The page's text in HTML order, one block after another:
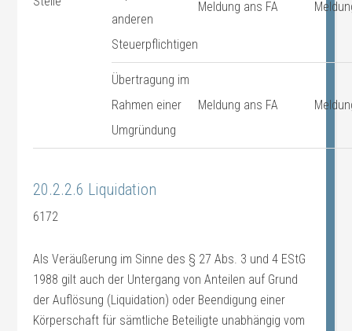
anderen
Steuerpflichtigen
Meldung ans FA
Übertragung im
Rahmen einer
Umgründung
Meldung ans FA
20.2.2.6 Liquidation
6172
Als Veräußerung im Sinne des § 27 Abs. 3 und 4 EStG
1988 gilt auch der Untergang von Anteilen auf Grund
der Auflösung (Liquidation) oder Beendigung einer
Körperschaft für sämtliche Beteiligte unabhängig vom